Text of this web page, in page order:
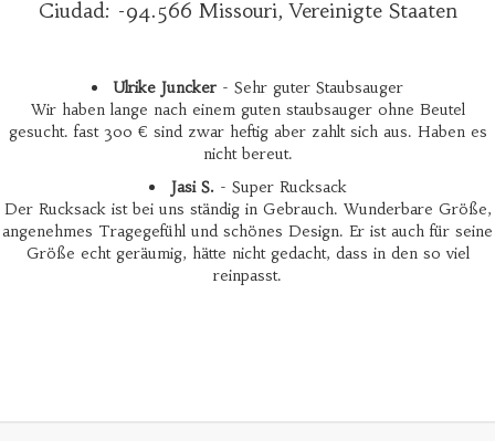
Ciudad: -94.566 Missouri, Vereinigte Staaten
Ulrike Juncker - Sehr guter Staubsauger
Wir haben lange nach einem guten staubsauger ohne Beutel
gesucht. fast 300 € sind zwar heftig aber zahlt sich aus. Haben es
nicht bereut.
Jasi S. - Super Rucksack
Der Rucksack ist bei uns ständig in Gebrauch. Wunderbare Größe,
angenehmes Tragegefühl und schönes Design. Er ist auch für seine
Größe echt geräumig, hätte nicht gedacht, dass in den so viel
reinpasst.